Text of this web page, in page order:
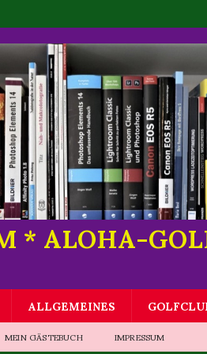
* ALOHA-
ALLGEMEINES
MEIN GÄSTEBUCH IMPRESSUM